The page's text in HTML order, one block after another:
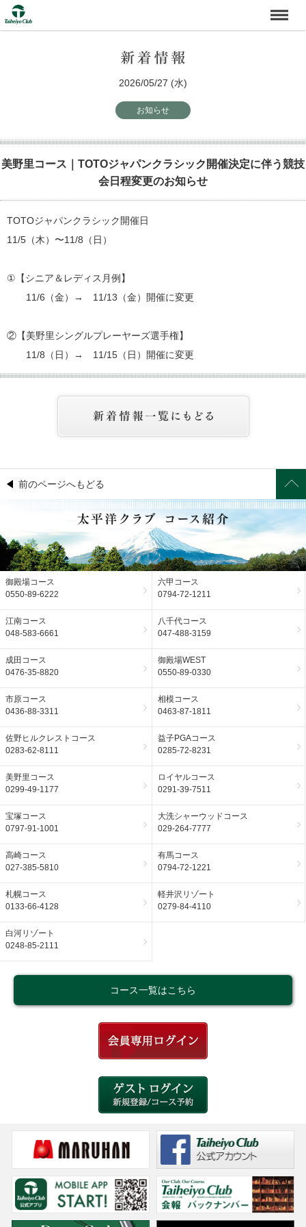
2026/05/27 (水)
お知らせ
美野里コース｜TOTOジャパンクラシック開催決定に伴う競技
会日程変更のお知らせ
TOTOジャパンクラシック開催日
11/5（木）〜11/8（日）
①【シニア＆レディス月例】
11/6（金）→ 11/13（金）開催に変更
②【美野里シングルプレーヤーズ選手権】
11/8（日）→ 11/15（日）開催に変更
前のページへもどる
御殿場コース
0550-89-6222
六甲コース
0794-72-1211
江南コース
048-583-6661
八千代コース
047-488-3159
成田コース
0476-35-8820
御殿場WEST
0550-89-0330
市原コース
0436-88-3311
相模コース
0463-87-1811
佐野ヒルクレストコース
0283-62-8111
益子PGAコース
0285-72-8231
美野里コース
0299-49-1177
ロイヤルコース
0291-39-7511
宝塚コース
0797-91-1001
大洗シャーウッドコース
029-264-7777
高崎コース
027-385-5810
有馬コース
0794-72-1221
札幌コース
0133-66-4128
軽井沢リゾート
0279-84-4110
白河リゾート
0248-85-2111
コース一覧はこちら